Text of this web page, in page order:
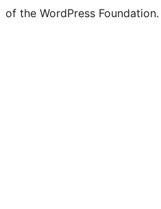
of the WordPress Foundation.